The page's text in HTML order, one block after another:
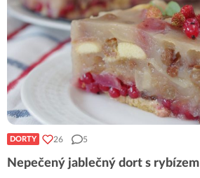
DORTY 26 5
Nepečený jablečný dort s rybízem